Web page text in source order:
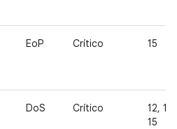
EoP Crítico 15
DoS Crítico
12,
15